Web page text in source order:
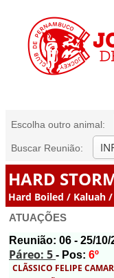
Escolha outro animal:
Buscar Reunião:
HARD
Hard Boiled / Kaluah /
ATUAÇÕES
Reunião: 06 - 25/10/
Páreo: 5 - Pos: 6º
CLÃSSICO FELIPE